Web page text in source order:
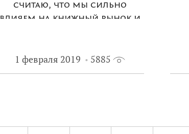
считаю, что мы сильно
влияем на книжный рынок и
1 февраля 2019 5885